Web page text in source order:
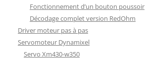
Fonctionnement d’un bouton poussoir
Décodage complet version RedOhm
Driver moteur pas à pas
Servomoteur Dynamixel
Servo Xm430-w350